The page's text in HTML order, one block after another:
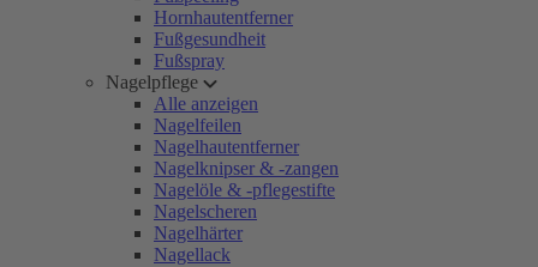
Hornhautentferner
Fußgesundheit
Fußspray
Nagelpflege
Alle anzeigen
Nagelfeilen
Nagelhautentferner
Nagelknipser & -zangen
Nagelöle & -pflegestifte
Nagelscheren
Nagelhärter
Nagellack